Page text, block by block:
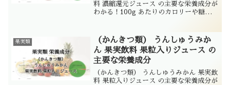
料 濃縮還元ジュース の主要な栄養成分が
わかる！100g あたりのカロリーや糖質
果実類
（かんきつ類） うんしゅうみか
ん 果実飲料 果粒入りジュース の
主要な栄養成分
（かんきつ類） うんしゅうみかん 果実飲
料 果粒入りジュース の主要な栄養成分が